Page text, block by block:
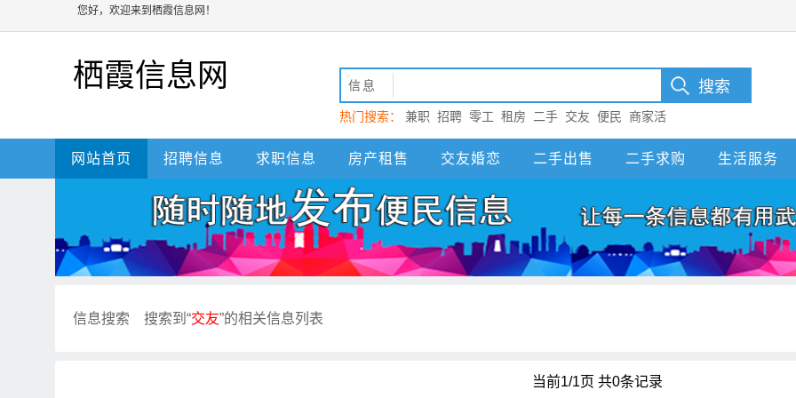
您好，欢迎来到栖霞信息网！
栖霞信息网 信息
热门搜索： 兼职 招聘 零工 租房 二手 交友 便民
商家活
动 栖霞
网站首页 招聘信息 求职信息 房产租售 交友婚恋 二手出售 二手求购 生活服务
信息搜索 搜索到“交友”的相关信息列表
当前1/1页 共0条记录